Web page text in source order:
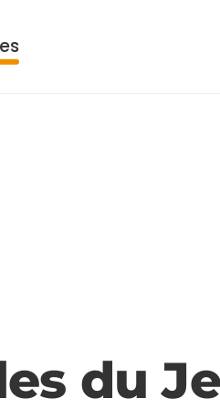
du